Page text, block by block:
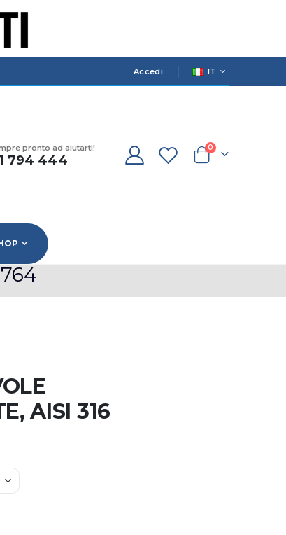
Accedi LANGUAGE
IT
pronto ad aiutarti!
794 444 Cart
0prodotti
AISI 316